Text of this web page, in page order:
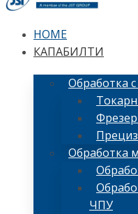
HOME
КАПАБИЛТИ
Обработка
Обработка
ЧПУ